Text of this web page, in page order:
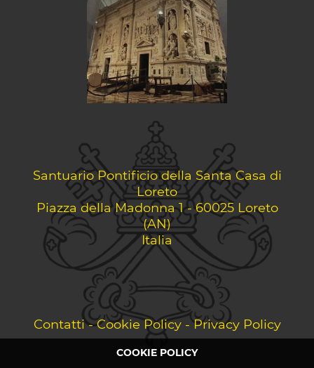
Santuario Pontificio della Santa Casa di
Loreto
Piazza della Madonna 1 - 60025 Loreto
(AN)
Italia
Contatti-Cookie Policy-Privacy Policy
COOKIE POLICY